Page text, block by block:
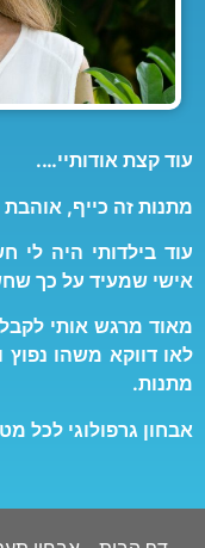
עוד קצת אודותיי….
מתנות זה כייף,
עוד בילדותי היה
אישי שמעיד על כך
מאוד מרגש אותי
לאו דווקא משהו
מתנות.
אבחון גרפולוגי לכל